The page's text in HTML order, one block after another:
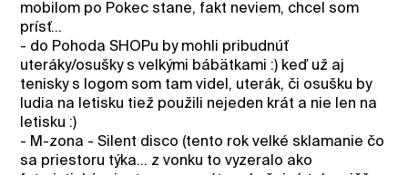
mobilom po Pokec stane, fakt neviem, chcel som
prísť...
- do Pohoda SHOPu by mohli pribudnúť
uteráky/osušky s velkými bábätkami :) keď už aj
tenisky s logom som tam videl, uterák, či osušku by
ludia na letisku tiež použili nejeden krát a nie len na
letisku :)
- M-zona - Silent disco (tento rok velké sklamanie čo
sa priestoru týka... z vonku to vyzeralo ako